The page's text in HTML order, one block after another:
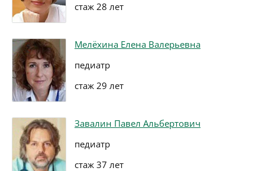
стаж 28 лет
Мелёхина Елена Валерьевна
педиатр
стаж 29 лет
Завалин Павел Альбертович
педиатр
стаж 37 лет